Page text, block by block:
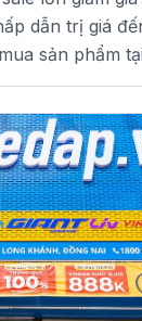
dẫn trị giá
sản phẩm
nhất để